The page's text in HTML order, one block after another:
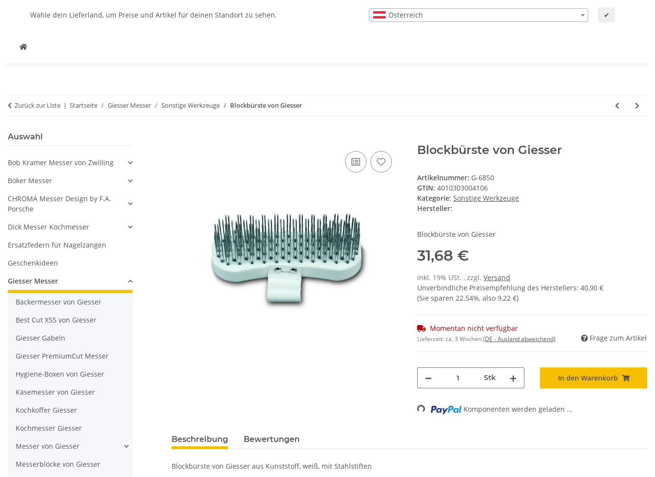
Wähle dein Lieferland, um Preise und Artikel für deinen Standort zu sehen. Österreich ✔
Zurück zur Liste Startseite Giesser Messer Sonstige Werkzeuge Blockbürste von Giesser
Blockbürste von Giesser
Artikelnummer: G-6850
GTIN: 4010303004106
Kategorie: Sonstige Werkzeuge
Hersteller:
Blockbürste von Giesser
31,68 €
inkl. 19% USt. , zzgl. Versand
Unverbindliche Preisempfehlung des Herstellers: 40,90 €
(Sie sparen 22.54%, also 9,22 €)
Momentan nicht verfügbar
Lieferzeit:ca. 3 Wochen(DE - Ausland abweichend) Frage zum Artikel
Stk In den Warenkorb
Loading... Komponenten werden geladen ...
Beschreibung Bewertungen
Blockbürste von Giesser aus Kunststoff, weiß, mit Stahlstiften
Auswahl
Bob Kramer Messer von Zwilling
Böker Messer
CHROMA Messer Design by F.A.
Porsche
Dick Messer Kochmesser
Ersatzfedern für Nagelzangen
Geschenkideen
Giesser Messer
Bäckermesser von Giesser
Best Cut X55 von Giesser
Giesser Gabeln
Giesser PremiumCut Messer
Hygiene-Boxen von Giesser
Käsemesser von Giesser
Kochkoffer Giesser
Kochmesser Giesser
Messer von Giesser
Messerblöcke von Giesser